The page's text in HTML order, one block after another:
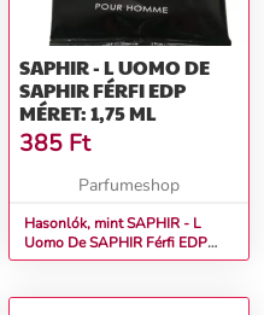
SAPHIR - L UOMO DE
SAPHIR FÉRFI EDP
MÉRET: 1,75 ML
385 Ft
Parfumeshop
Hasonlók, mint SAPHIR - L
Uomo De SAPHIR Férfi EDP
Méret: 1,75 ml